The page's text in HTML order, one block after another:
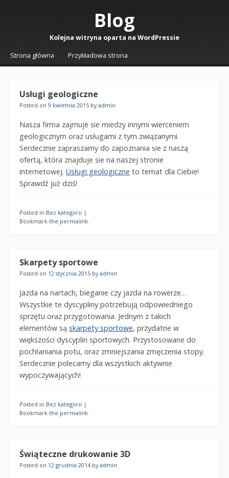
Blog
Kolejna witryna oparta na WordPressie
☰Menu
Skip to content
Strona główna Przykładowa strona
Usługi geologiczne
Posted on 9 kwietnia 2015 byadmin
Nasza firma zajmuje sie miedzy innymi wierceniem
geologicznym oraz usługami z tym związanymi.
Serdecznie zapraszamy do zapoznania sie z naszą
ofertą, która znajduje sie na naszej stronie
internetowej. Usługi geologiczne to temat dla Ciebie!
Sprawdź już dziś!
Posted in Bez kategorii |
Bookmark the permalink.
Skarpety sportowe
Posted on 12 stycznia 2015 byadmin
Jazda na nartach, bieganie czy jazda na rowerze…
Wszystkie te dyscypliny potrzebują odpowiedniego
sprzętu oraz przygotowania. Jednym z takich
elementów są skarpety sportowe, przydatne w
większości dyscyplin sportowych. Przystosowane do
pochłaniania potu, oraz zmniejszania zmęczenia stopy.
Serdecznie polecamy dla wszystkich aktywnie
wypoczywających!
Posted in Bez kategorii |
Bookmark the permalink.
Świąteczne drukowanie 3D
Posted on 12 grudnia 2014 byadmin